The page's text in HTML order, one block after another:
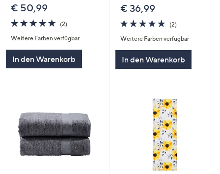
€ 50,99
5.0
von
5
(2)2
Weitere Farben verfügbar
In den Warenkorb
€ 36,99
5.0
von
5
(2)2
Weitere Farben verfügbar
In den Warenkorb